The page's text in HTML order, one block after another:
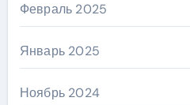
Февраль 2025
Январь 2025
Ноябрь 2024